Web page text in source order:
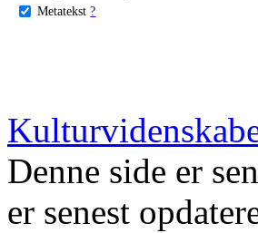
Metatekst ?
Denne side er
er senest